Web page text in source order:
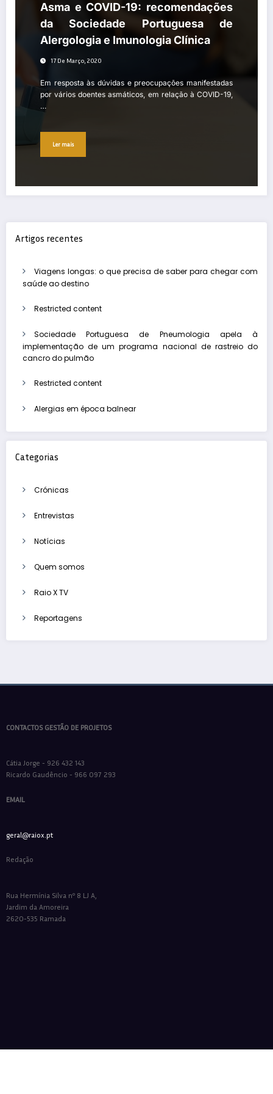
Asma e COVID-19: recomendações
da Sociedade Portuguesa de
Alergologia e Imunologia Clínica
17 De Março, 2020
Em resposta às dúvidas e preocupações manifestadas
por vários doentes asmáticos, em relação à COVID-19,
…
Ler mais
Artigos recentes
Viagens longas: o que precisa de saber para chegar com
saúde ao destino
Restricted content
Sociedade Portuguesa de Pneumologia apela à
implementação de um programa nacional de rastreio do
cancro do pulmão
Restricted content
Alergias em época balnear
Categorias
Crónicas
Entrevistas
Notícias
Quem somos
Raio X TV
Reportagens
CONTACTOS GESTÃO DE PROJETOS
Cátia Jorge - 926 432 143
Ricardo Gaudêncio - 966 097 293
EMAIL
geral@raiox.pt
Redação
Rua Hermínia Silva nº 8 LJ A,
Jardim da Amoreira
2620-535 Ramada